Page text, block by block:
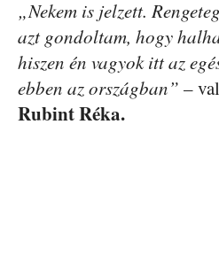
„Nekem is jelzett.
azt gondoltam, hogy
hiszen én vagyok itt az
ebben az országban” –
Rubint Réka.